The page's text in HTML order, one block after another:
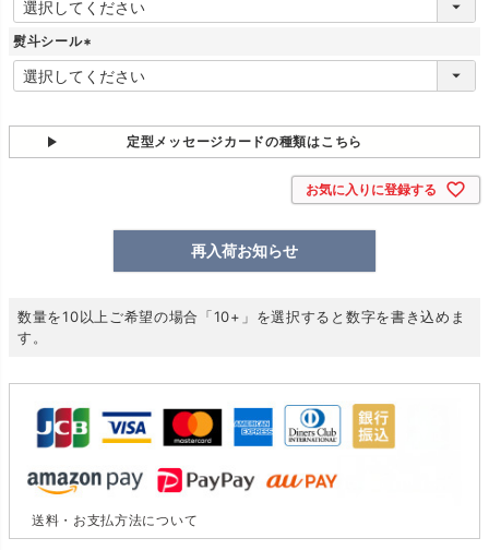
必
熨斗シール
(
必
)
定型メッセージカードの種類はこちら
お気に入りに登録する
再入荷お知らせ
数量を10以上ご希望の場合「10+」を選択すると数字を書き込めま
す。
送料・お支払方法について